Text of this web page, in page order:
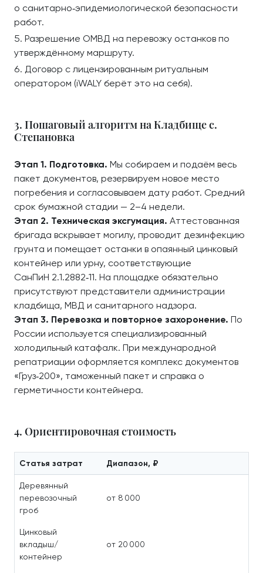
о санитарно‑эпидемиологической безопасности
работ.
Разрешение ОМВД на перевозку останков по
утверждённому маршруту.
Договор с лицензированным ритуальным
оператором (iWALY берёт это на себя).
3. Пошаговый алгоритм на Кладбище с.
Степановка
Этап 1. Подготовка. Мы собираем и подаём весь
пакет документов, резервируем новое место
погребения и согласовываем дату работ. Средний
срок бумажной стадии — 2–4 недели.
Этап 2. Техническая эксгумация. Аттестованная
бригада вскрывает могилу, проводит дезинфекцию
грунта и помещает останки в опаянный цинковый
контейнер или урну, соответствующие
СанПиН 2.1.2882‑11. На площадке обязательно
присутствуют представители администрации
кладбища, МВД и санитарного надзора.
Этап 3. Перевозка и повторное захоронение. По
России используется специализированный
холодильный катафалк. При международной
репатриации оформляется комплекс документов
«Груз‑200», таможенный пакет и справка о
герметичности контейнера.
4. Ориентировочная стоимость
Статья затрат Диапазон, ₽
Деревянный
перевозочный
гроб
от 8 000
Цинковый
вкладыш/
контейнер
от 20 000